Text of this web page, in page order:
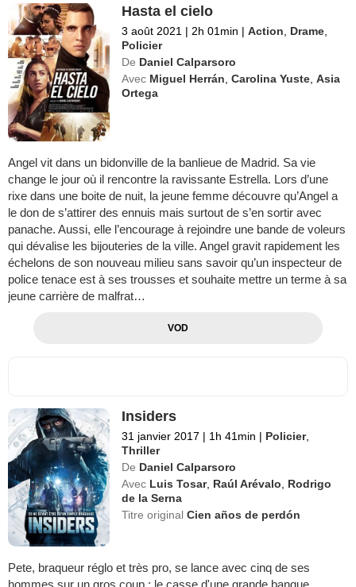
Hasta el cielo
3 août 2021 | 2h 01min | Action Drame
Policier
De Daniel Calparsoro
Avec Miguel Herrán ,Carolina Yuste ,Asia
Ortega
Angel vit dans un bidonville de la banlieue de Madrid. Sa vie
change le jour où il rencontre la ravissante Estrella. Lors d’une
rixe dans une boite de nuit, la jeune femme découvre qu’Angel a
le don de s’attirer des ennuis mais surtout de s’en sortir avec
panache. Aussi, elle l’encourage à rejoindre une bande de voleurs
qui dévalise les bijouteries de la ville. Angel gravit rapidement les
échelons de son nouveau milieu sans savoir qu’un inspecteur de
police tenace est à ses trousses et souhaite mettre un terme à sa
jeune carrière de malfrat…
VOD
Insiders
31 janvier 2017 | 1h 41min | Policier,
Thriller
De Daniel Calparsoro
Avec Luis Tosar, Raúl Arévalo
Rodrigo
de la Serna
Titre originalCien años de perdón
Pete, braqueur réglo et très pro, se lance avec cinq de ses
hommes sur un gros coup : le casse d'une grande banque